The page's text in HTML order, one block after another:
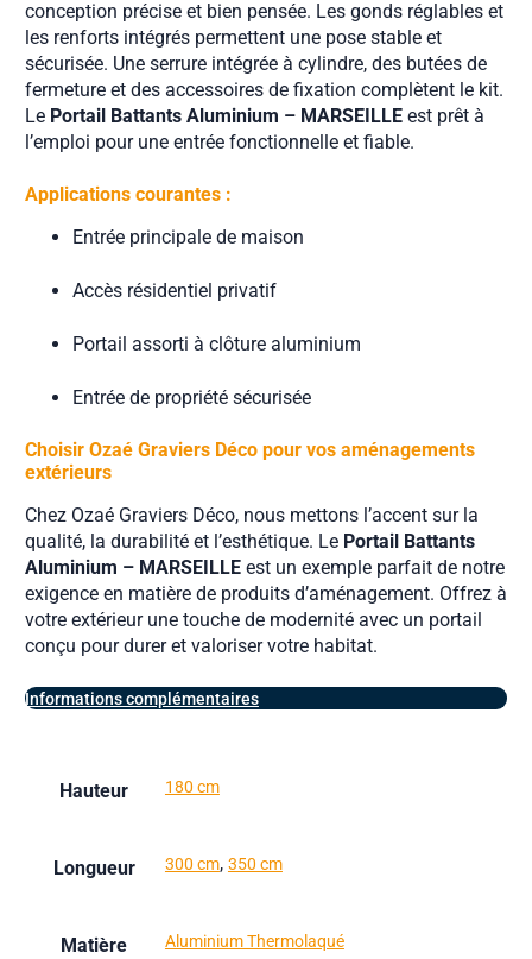
conception précise et bien pensée. Les gonds réglables et
les renforts intégrés permettent une pose stable et
sécurisée. Une serrure intégrée à cylindre, des butées de
fermeture et des accessoires de fixation complètent le kit.
Le Portail Battants Aluminium – MARSEILLEest prêt à
l’emploi pour une entrée fonctionnelle et fiable.
Applications courantes :
Entrée principale de maison
Accès résidentiel privatif
Portail assorti à clôture aluminium
Entrée de propriété sécurisée
Choisir Ozaé Graviers Déco pour vos aménagements
extérieurs
Chez Ozaé Graviers Déco, nous mettons l’accent sur la
qualité, la durabilité et l’esthétique. Le Portail Battants
Aluminium – MARSEILLEest un exemple parfait de notre
exigence en matière de produits d’aménagement. Offrez à
votre extérieur une touche de modernité avec un portail
conçu pour durer et valoriser votre habitat.
Informations complémentaires
Hauteur 180 cm
Longueur 300 cm, 350 cm
Matière Aluminium Thermolaqué